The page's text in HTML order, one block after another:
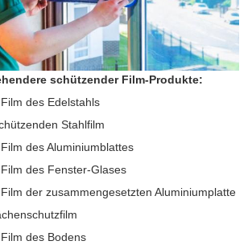
schützender Film-Produkte:
des Edelstahls
Stahlfilm
des Aluminiumblattes
des Fenster-Glases
der zusammengesetzten Aluminiumplatte
des Bodens